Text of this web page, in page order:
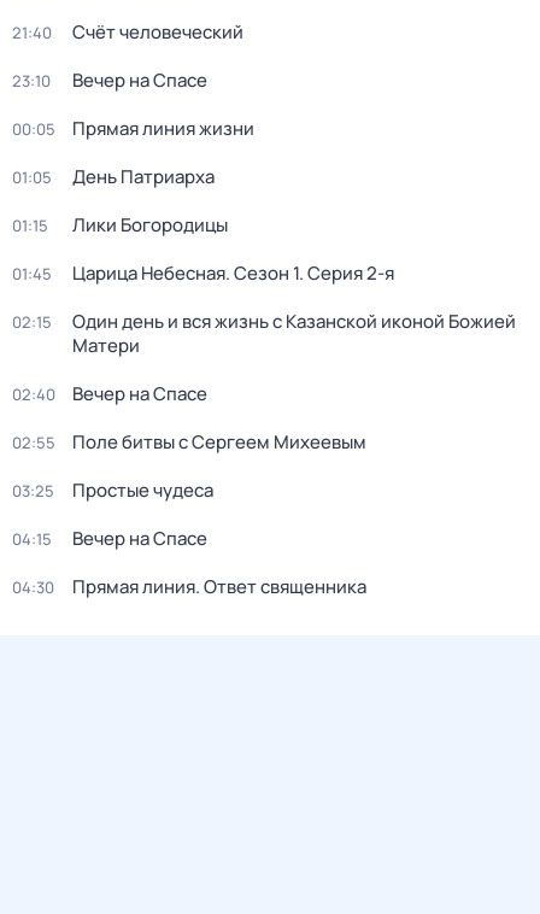
21:40 Счёт человеческий
23:10 Вечер на Спасе
00:05 Прямая линия жизни
01:05 День Патриарха
01:15 Лики Богородицы
01:45 Царица Небесная. Сезон 1. Серия 2-я
02:15
Один день и вся жизнь с Казанской иконой Божией
Матери
02:40 Вечер на Спасе
02:55 Поле битвы с Сергеем Михеевым
03:25 Простые чудеса
04:15 Вечер на Спасе
04:30 Прямая линия. Ответ священника